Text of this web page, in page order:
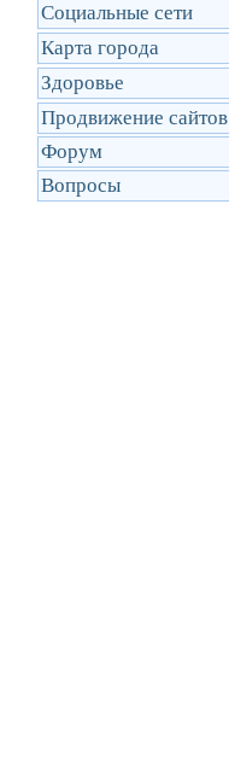
Социальные сети
Карта города
Здоровье
Продвижение сайтов
Форум
Вопросы